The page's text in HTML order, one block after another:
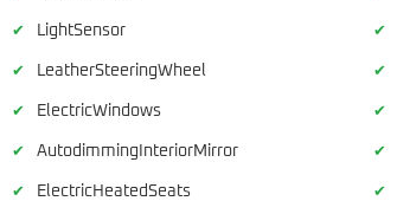
✔ LightSensor ✔
✔ LeatherSteeringWheel ✔
✔ ElectricWindows ✔
✔ AutodimmingInteriorMirror ✔
✔ ElectricHeatedSeats ✔